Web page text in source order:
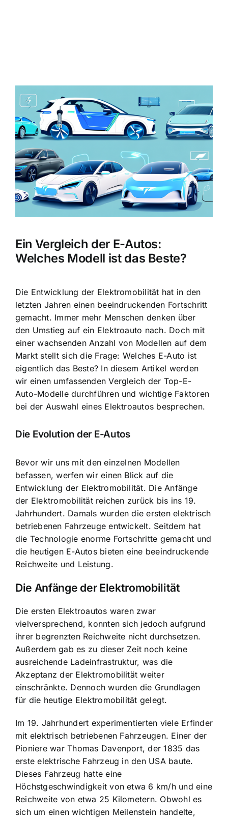
grösseres
Bild
Ein Vergleich der E-Autos:
Welches Modell ist das Beste?
Die Entwicklung der Elektromobilität hat in den
letzten Jahren einen beeindruckenden Fortschritt
gemacht. Immer mehr Menschen denken über
den Umstieg auf ein Elektroauto nach. Doch mit
einer wachsenden Anzahl von Modellen auf dem
Markt stellt sich die Frage: Welches E-Auto ist
eigentlich das Beste? In diesem Artikel werden
wir einen umfassenden Vergleich der Top-E-
Auto-Modelle durchführen und wichtige Faktoren
bei der Auswahl eines Elektroautos besprechen.
Die Evolution der E-Autos
Bevor wir uns mit den einzelnen Modellen
befassen, werfen wir einen Blick auf die
Entwicklung der Elektromobilität. Die Anfänge
der Elektromobilität reichen zurück bis ins 19.
Jahrhundert. Damals wurden die ersten elektrisch
betriebenen Fahrzeuge entwickelt. Seitdem hat
die Technologie enorme Fortschritte gemacht und
die heutigen E-Autos bieten eine beeindruckende
Reichweite und Leistung.
Die Anfänge der Elektromobilität
Die ersten Elektroautos waren zwar
vielversprechend, konnten sich jedoch aufgrund
ihrer begrenzten Reichweite nicht durchsetzen.
Außerdem gab es zu dieser Zeit noch keine
ausreichende Ladeinfrastruktur, was die
Akzeptanz der Elektromobilität weiter
einschränkte. Dennoch wurden die Grundlagen
für die heutige Elektromobilität gelegt.
Im 19. Jahrhundert experimentierten viele Erfinder
mit elektrisch betriebenen Fahrzeugen. Einer der
Pioniere war Thomas Davenport, der 1835 das
erste elektrische Fahrzeug in den USA baute.
Dieses Fahrzeug hatte eine
Höchstgeschwindigkeit von etwa 6 km/h und eine
Reichweite von etwa 25 Kilometern. Obwohl es
sich um einen wichtigen Meilenstein handelte,